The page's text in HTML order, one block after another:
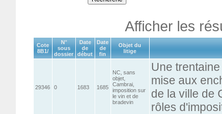
Afficher les
Cote
8B1/
N°
sous
dossier
Date
de
début
Date
de
fin
Objet du
litige
29346 0 1683 1685
NC, sans
objet,
Cambrai,
imposition sur
le vin et de
bradevin
Une
mise aux
de la ville de
rôles